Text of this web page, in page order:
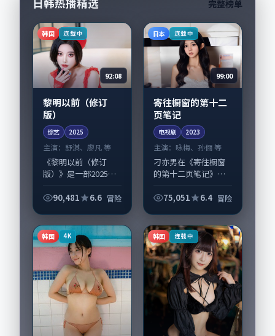
日韩热播精选 完整榜单
韩国 连载中
92:08
黎明以前（修订
版）
综艺 2025
主演： 舒淇、廖凡 等
《黎明以前（修订
版）》是一部2025年
艺，由是枝裕和执
亦参与重要戏份。故
事围绕当代都市中的...
90,481 6.6 冒险
日本 连载中
99:00
寄往橱窗的第十二
页笔记
电视剧 2023
主演： 咏梅、孙俪 等
刁亦男在《寄往橱窗
的第十二页笔记》中
冒险张力，咏梅、孙
主要在日本完成制作
协同，2023-0...
75,051 6.4 冒险
韩国 4K 韩国 连载中